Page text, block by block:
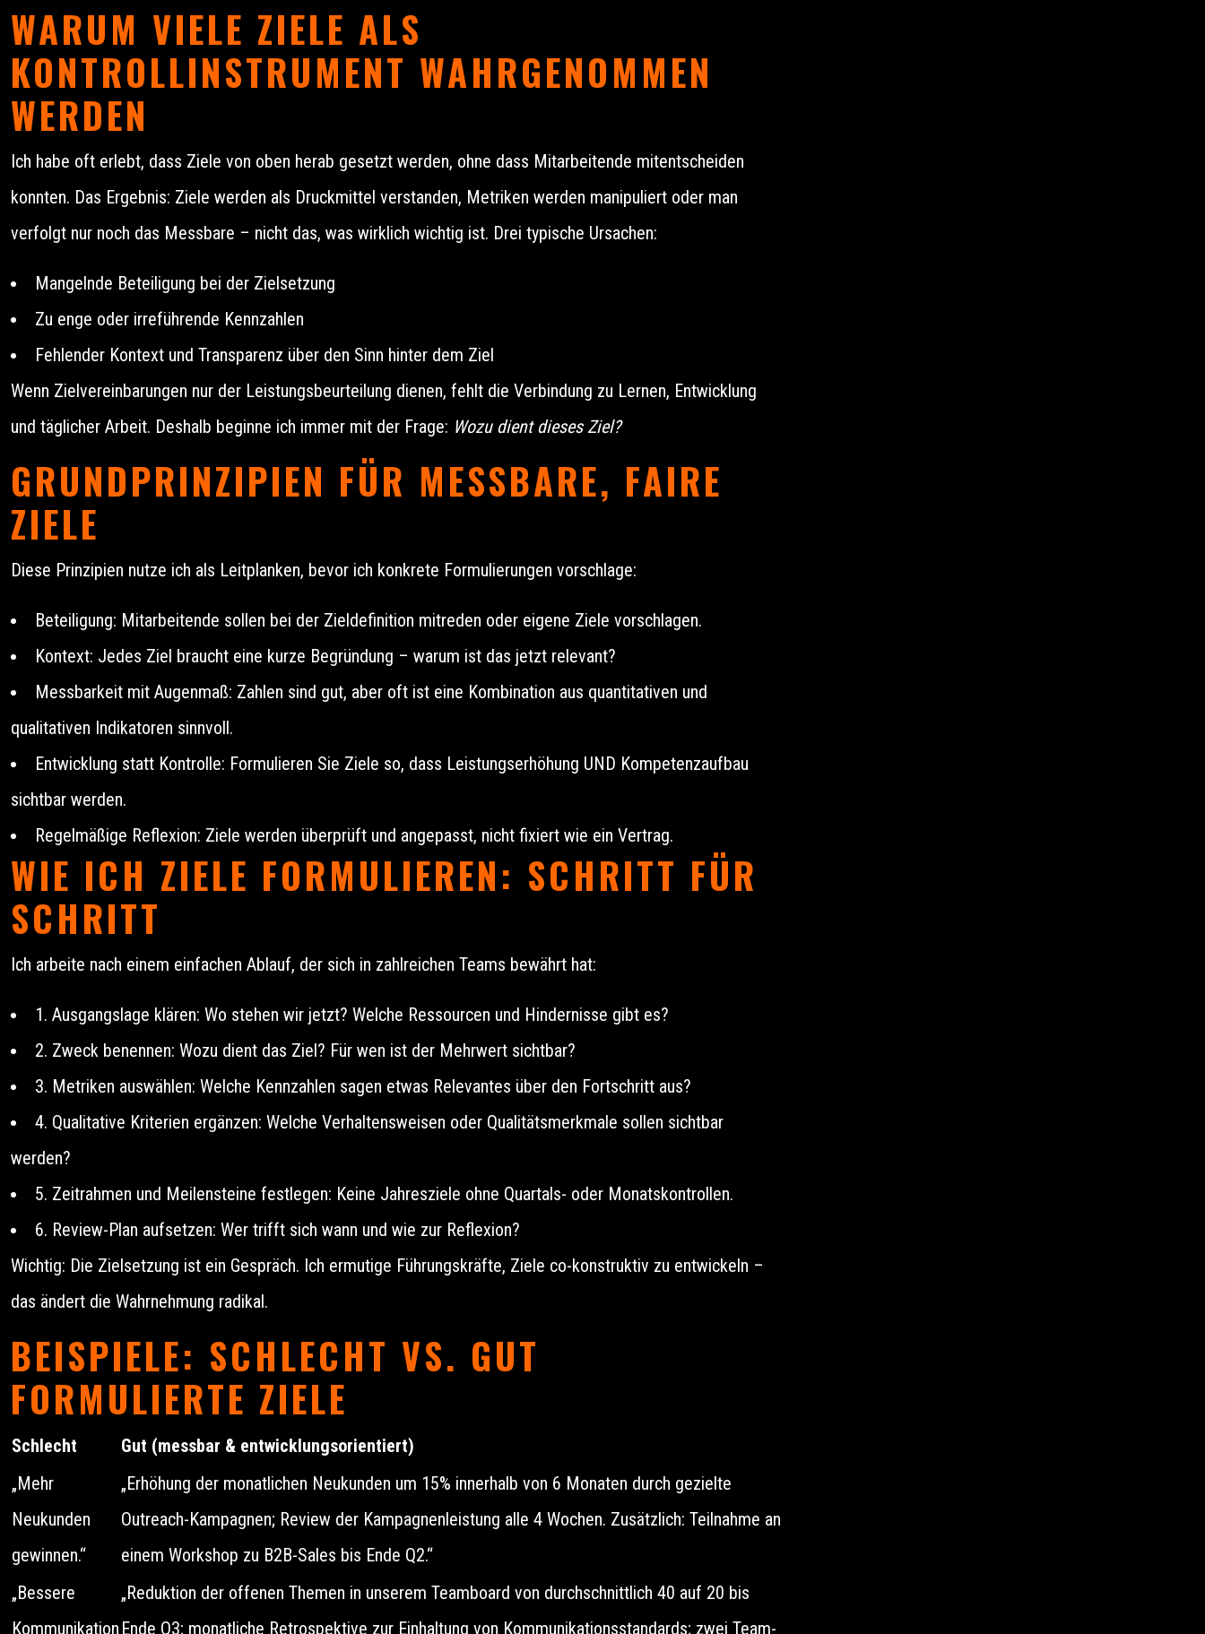
WARUM VIELE ZIELE ALS
KONTROLLINSTRUMENT WAHRGENOMMEN
WERDEN
Ich habe oft erlebt, dass Ziele von oben herab gesetzt werden, ohne dass Mitarbeitende mitentscheiden
konnten. Das Ergebnis: Ziele werden als Druckmittel verstanden, Metriken werden manipuliert oder man
verfolgt nur noch das Messbare – nicht das, was wirklich wichtig ist. Drei typische Ursachen:
Mangelnde Beteiligung bei der Zielsetzung
Zu enge oder irreführende Kennzahlen
Fehlender Kontext und Transparenz über den Sinn hinter dem Ziel
Wenn Zielvereinbarungen nur der Leistungsbeurteilung dienen, fehlt die Verbindung zu Lernen, Entwicklung
und täglicher Arbeit. Deshalb beginne ich immer mit der Frage: Wozu dient dieses Ziel?
GRUNDPRINZIPIEN FÜR MESSBARE, FAIRE
ZIELE
Diese Prinzipien nutze ich als Leitplanken, bevor ich konkrete Formulierungen vorschlage:
Beteiligung: Mitarbeitende sollen bei der Zieldefinition mitreden oder eigene Ziele vorschlagen.
Kontext: Jedes Ziel braucht eine kurze Begründung – warum ist das jetzt relevant?
Messbarkeit mit Augenmaß: Zahlen sind gut, aber oft ist eine Kombination aus quantitativen und
qualitativen Indikatoren sinnvoll.
Entwicklung statt Kontrolle: Formulieren Sie Ziele so, dass Leistungserhöhung UND Kompetenzaufbau
sichtbar werden.
Regelmäßige Reflexion: Ziele werden überprüft und angepasst, nicht fixiert wie ein Vertrag.
WIE ICH ZIELE FORMULIEREN: SCHRITT FÜR
SCHRITT
Ich arbeite nach einem einfachen Ablauf, der sich in zahlreichen Teams bewährt hat:
1. Ausgangslage klären: Wo stehen wir jetzt? Welche Ressourcen und Hindernisse gibt es?
2. Zweck benennen: Wozu dient das Ziel? Für wen ist der Mehrwert sichtbar?
3. Metriken auswählen: Welche Kennzahlen sagen etwas Relevantes über den Fortschritt aus?
4. Qualitative Kriterien ergänzen: Welche Verhaltensweisen oder Qualitätsmerkmale sollen sichtbar
werden?
5. Zeitrahmen und Meilensteine festlegen: Keine Jahresziele ohne Quartals- oder Monatskontrollen.
6. Review-Plan aufsetzen: Wer trifft sich wann und wie zur Reflexion?
Wichtig: Die Zielsetzung ist ein Gespräch. Ich ermutige Führungskräfte, Ziele co-konstruktiv zu entwickeln –
das ändert die Wahrnehmung radikal.
BEISPIELE: SCHLECHT VS. GUT
FORMULIERTE ZIELE
Schlecht
Gut (messbar & entwicklungsorientiert)
„Mehr
Neukunden
gewinnen.“
„Erhöhung der monatlichen Neukunden um 15% innerhalb von 6 Monaten durch gezielte
Outreach-Kampagnen; Review der Kampagnenleistung alle 4 Wochen. Zusätzlich: Teilnahme an
einem Workshop zu B2B-Sales bis Ende Q2.“
„Bessere
Kommunikation
„Reduktion der offenen Themen in unserem Teamboard von durchschnittlich 40 auf 20 bis
Ende Q3; monatliche Retrospektive zur Einhaltung von Kommunikationsstandards; zwei Team-